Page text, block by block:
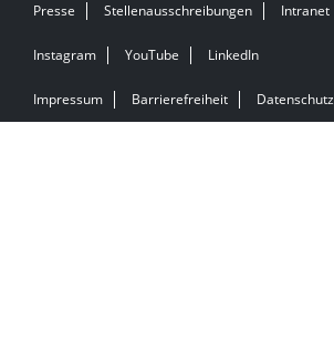
Presse Stellenausschreibungen Intranet
Instagram YouTube LinkedIn
Impressum Barrierefreiheit Datenschutz